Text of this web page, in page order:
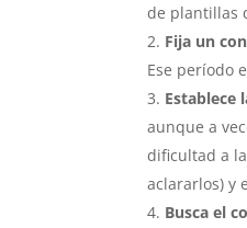
de plantillas
Fija un
Ese período
Establece
aunque a
dificultad a
aclararlos) y
Busca el